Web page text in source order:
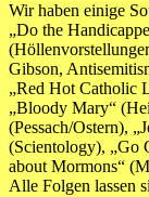
Wir haben einige
„Do the
Gibson,
„Red Hot Catholic
„Bloody Mary“
(Pessach/Ostern),
(Scientology), „Go
about Mormons“
Alle Folgen lassen